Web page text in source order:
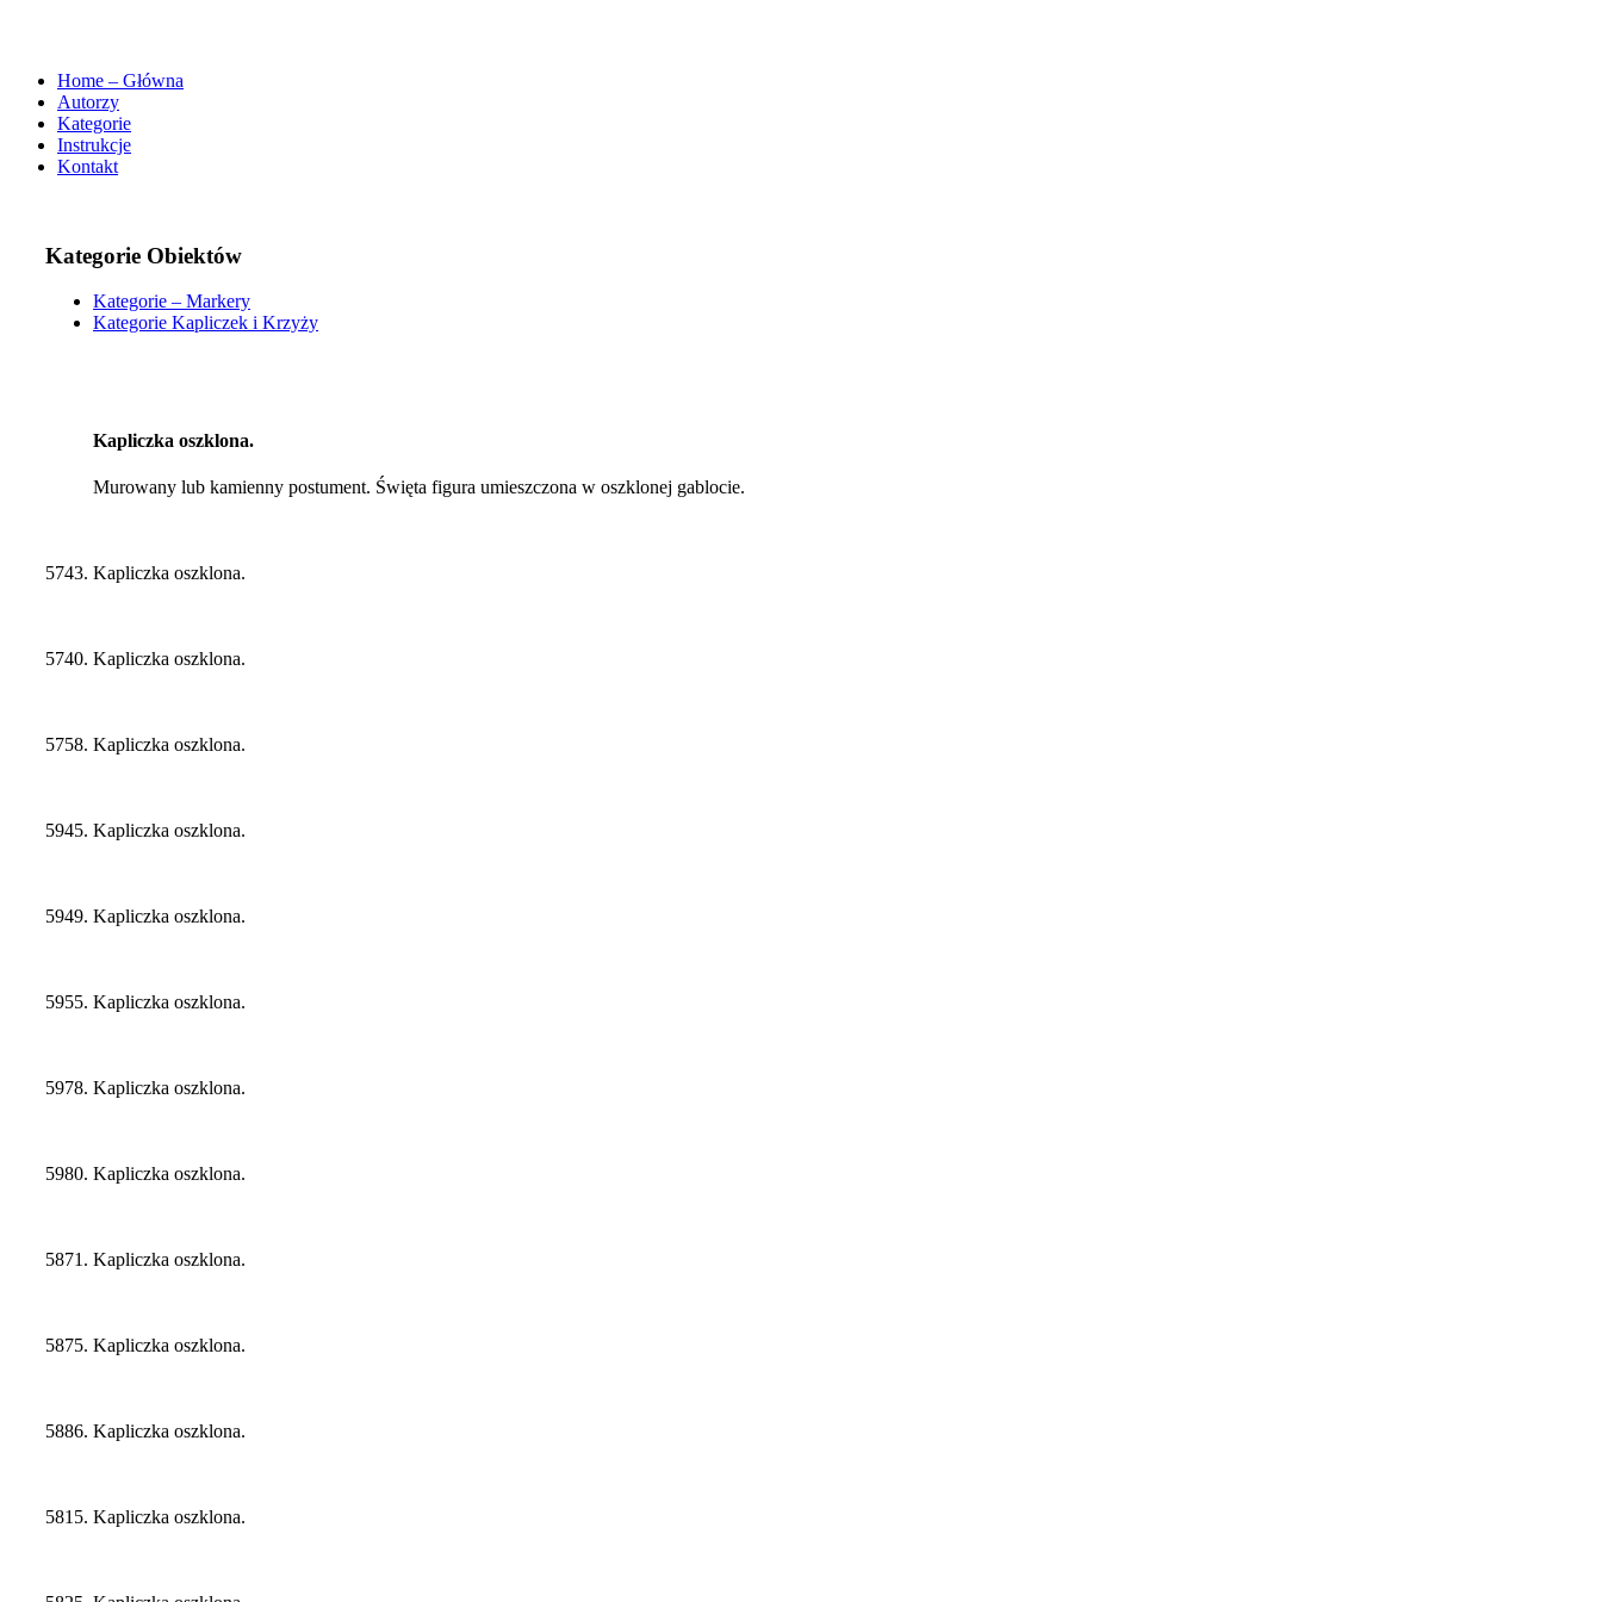
Home – Główna
Autorzy
Kategorie
Instrukcje
Kontakt
Kategorie Obiektów
Kategorie – Markery
Kategorie Kapliczek i Krzyży
Kapliczka oszklona.
Murowany lub kamienny postument. Święta figura umieszczona w oszklonej gablocie.
5743. Kapliczka oszklona.
5740. Kapliczka oszklona.
5758. Kapliczka oszklona.
5945. Kapliczka oszklona.
5949. Kapliczka oszklona.
5955. Kapliczka oszklona.
5978. Kapliczka oszklona.
5980. Kapliczka oszklona.
5871. Kapliczka oszklona.
5875. Kapliczka oszklona.
5886. Kapliczka oszklona.
5815. Kapliczka oszklona.